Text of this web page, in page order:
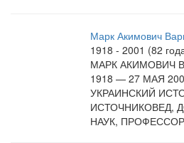
Марк Акимович
1918 - 2001 (82
МАРК АКИМОВИЧ
1918 — 27 МАЯ
УКРАИНСКИЙ
ИСТОЧНИКОВЕД,
НАУК,